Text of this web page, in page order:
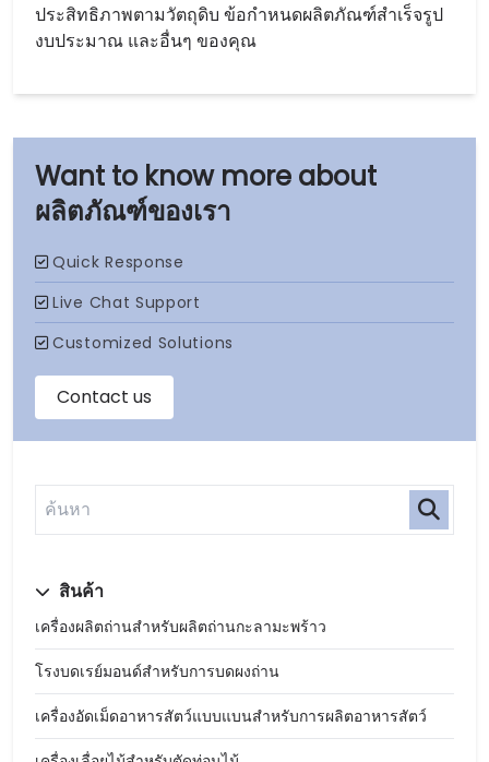
ผลิตภัณฑ์ของเรา
สินค้า
เครื่องผลิตถ่านสำหรับผลิตถ่านกะลามะพร้าว
โรงบดเรย์มอนด์สำหรับการบดผงถ่าน
เครื่องอัดเม็ดอาหารสัตว์แบบแบนสำหรับการผลิตอาหารสัตว์
ประสิทธิภาพตามวัตถุดิบ ข้อกำหนดผลิตภัณฑ์สำเร็จรูป
งบประมาณ และอื่นๆ ของคุณ